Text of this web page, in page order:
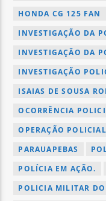
HONDA CG 125 FAN
INVESTIGAÇÃO DA
INVESTIGAÇÃO DA
INVESTIGAÇÃO
ISAIAS DE SOUSA
OCORRÊNCIA
OPERAÇÃO
PARAUAPEBAS
POLÍCIA EM AÇÃO.
POLICIA MILITAR DO